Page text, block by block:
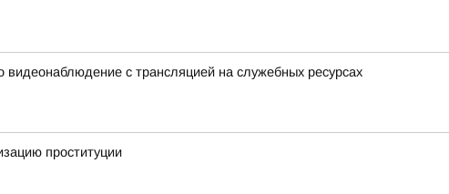
с трансляцией на служебных ресурсах
проституции